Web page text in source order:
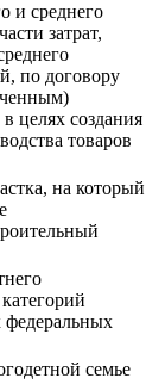
и среднего
затрат,
по договору
целях создания
товаров
на который
федеральных
семье